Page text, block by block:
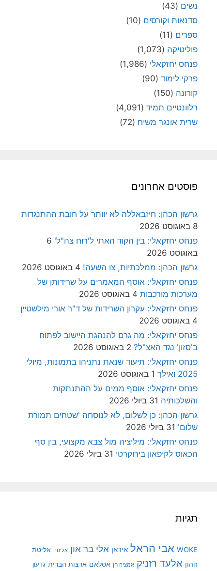
נשים (43)
סדנאות וקורסים (10)
ספרים (11)
פוליטיקה (1,073)
פנחס יחזקאלי (1,986)
פרקי לימוד (90)
קורונה (150)
רלוונטיים תמיד (4,091)
שרית אונגר משיח (72)
פוסטים אחרונים
גרשון הכהן: חיזבאללה לא יוותר על חובת ההתנגדות
8 באוגוסט 2026
פנחס יחזקאלי: בין הקוד האתי ל'רוח צה"ל' 6
באוגוסט 2026
גרשון הכהן: ממלכתיות, צו השעה! 4 באוגוסט 2026
פנחס יחזקאלי: אוסף המאמרים על שרידותן של
מערכות מורכבות 4 באוגוסט 2026
פנחס יחזקאלי: עקרון השרידות של ד"ר אורי מילשטיין
4 באוגוסט 2026
פנחס יחזקאלי: מה גרם להנהגת היישוב לפתוח
ב'סזון' נגד האצ"ל? 2 באוגוסט 2026
פנחס יחזקאלי: תיעוד שנאת נתניהו בתמונות, מיולי
2025 ואילך
1 באוגוסט 2026
פנחס יחזקאלי: אוסף ממים על ההתנתקות
והשלכותיה 31 ביולי 2026
גרשון הכהן: כן לשלום, לא לנוסחה 'שטחים תמורת
שלום' 31 ביולי 2026
פנחס יחזקאלי: מיליציה מול צבא מקצועי, בין סף
הכאוס לקיפאון בירוקרטי 31 ביולי 2026
תגיות
WOKE אבי הראל איראן אלי בר און אליטה אליטת
ההון אלעד רזניק אמציה חן אסלאם ארצות הברית גדעון